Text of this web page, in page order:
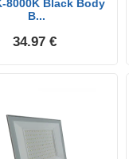
8000K Black Body
B...
34.97 €